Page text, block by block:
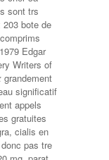
sont trs
203 bote de
Edgar
Writers of
grandement
significatif
appels
gratuites
cialis en
pas tre